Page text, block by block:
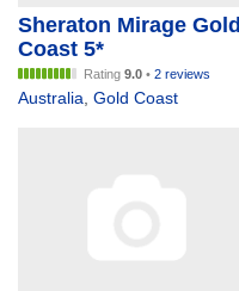
Sheraton Mirage Gold
Coast 5*
Rating 9.0 • 2 reviews
Australia, Gold Coast